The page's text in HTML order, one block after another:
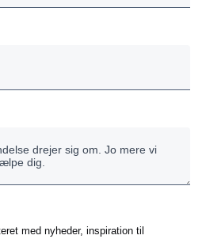
med nyheder, inspiration til